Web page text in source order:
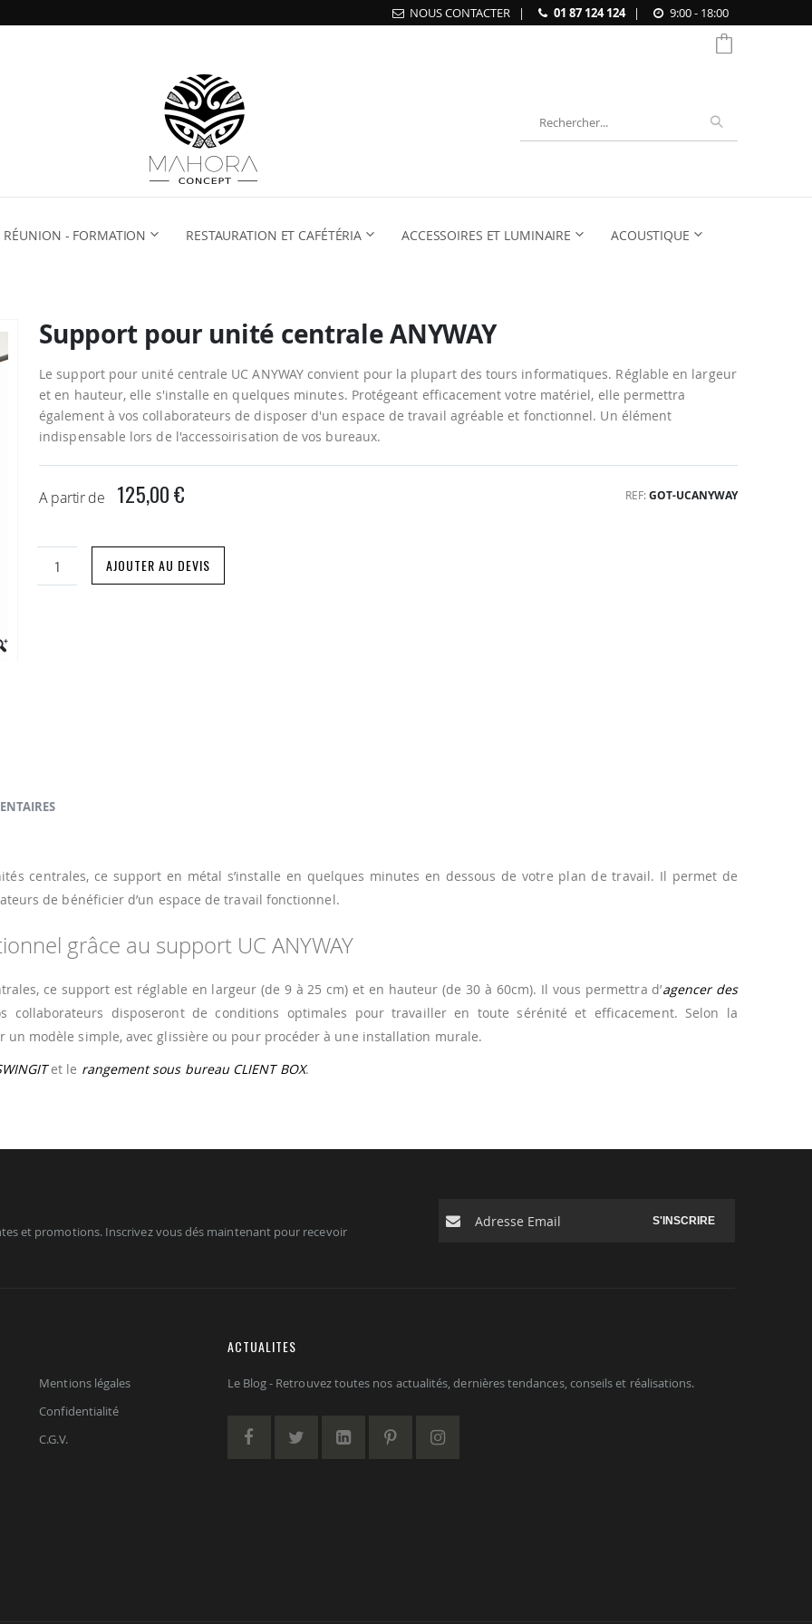
NOUS CONTACTER | 01 87 124 124 | 9:00 - 18:00
RÉUNION - FORMATION RESTAURATION ET CAFÉTÉRIA ACCESSOIRES ET LUMINAIRE ACOUSTIQUE
Support pour unité centrale ANYWAY
Le support pour unité centrale UC ANYWAY convient pour la plupart des tours informatiques. Réglable en largeur
et en hauteur, elle s'installe en quelques minutes. Protégeant efficacement votre matériel, elle permettra
également à vos collaborateurs de disposer d'un espace de travail agréable et fonctionnel. Un élément
indispensable lors de l'accessoirisation de vos bureaux.
A partir de 125,00 € REF GOT-UCANYWAY
AJOUTER AU DEVIS
centrales, ce support en métal s’installe en quelques minutes en dessous de votre plan de travail. Il permet de
de bénéficier d’un espace de travail fonctionnel.
grâce au support UC ANYWAY
ce support est réglable en largeur (de 9 à 25 cm) et en hauteur (de 30 à 60cm). Il vous permettra d’agencer des
collaborateurs disposeront de conditions optimales pour travailler en toute sérénité et efficacement. Selon la
modèle simple, avec glissière ou pour procéder à une installation murale.
et le rangement sous bureau CLIENT BOX.
et promotions. Inscrivez vous dés maintenant pour recevoir
S'INSCRIRE
Mentions légales
Confidentialité
C.G.V.
ACTUALITES
Le Blog - Retrouvez toutes nos actualités, dernières tendances, conseils et réalisations.